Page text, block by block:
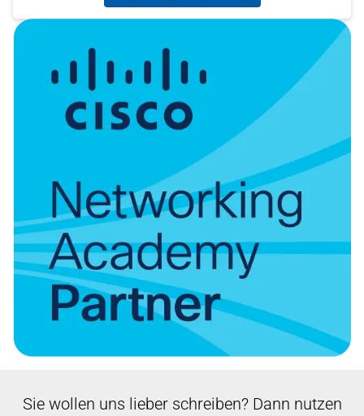
Sie wollen uns lieber schreiben? Dann nutzen